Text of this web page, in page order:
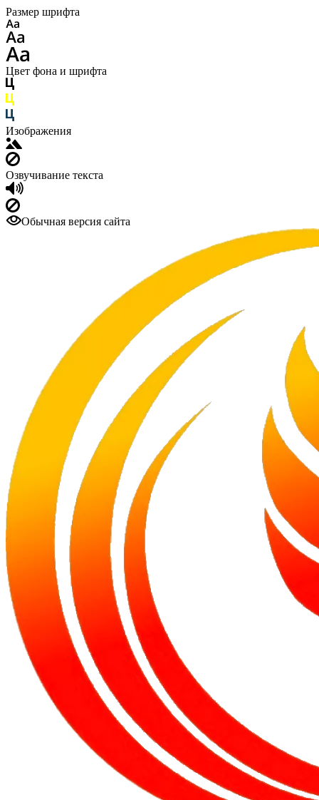
Размер шрифта
Цвет фона и шрифта
Изображения
Озвучивание текста
Обычная версия сайта